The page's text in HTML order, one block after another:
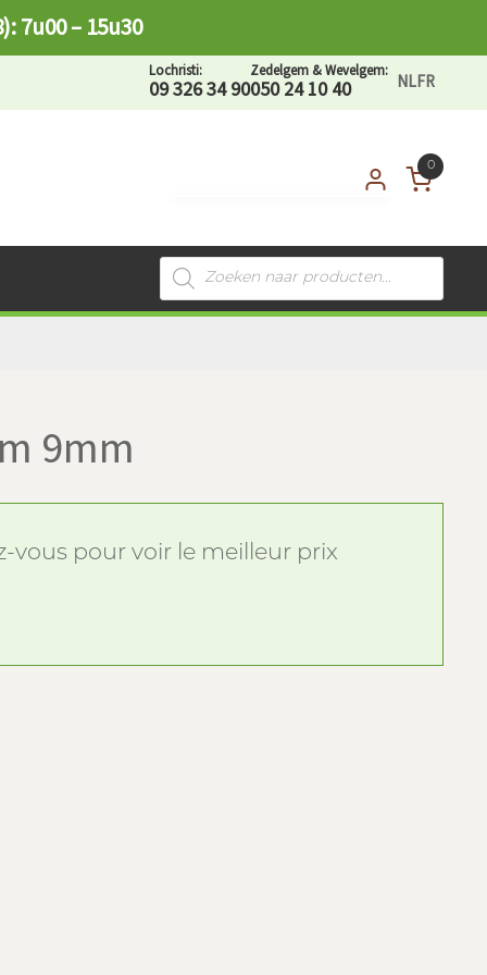
7u00 – 15u30
Lochristi:
09 326 34 90
Zedelgem & Wevelgem:
050 24 10 40 NLFR
S’inscrire
0
Recherche
de
produits
9mm
vous pour voir le meilleur prix